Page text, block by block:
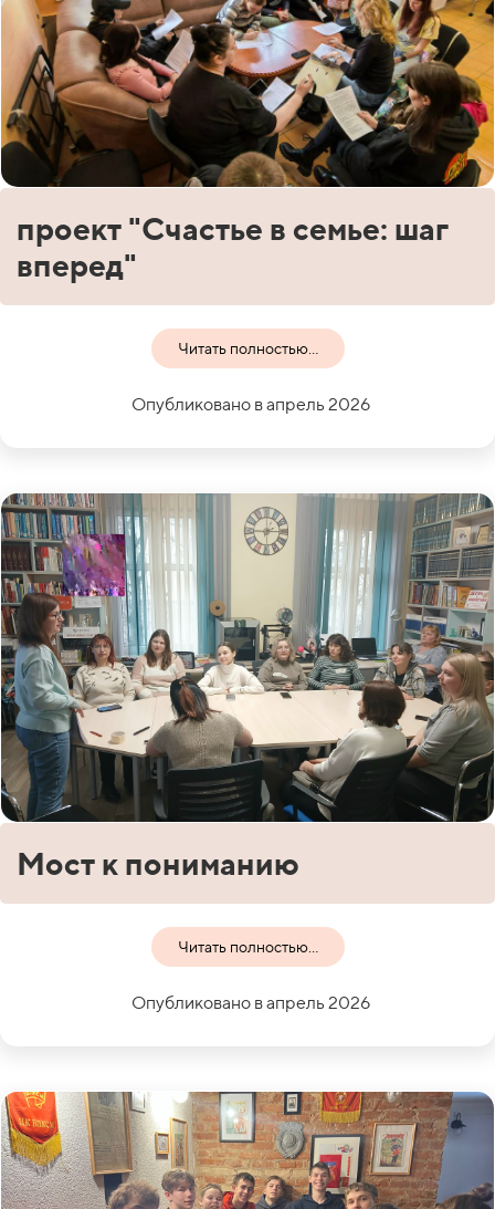
проект "Счастье в семье: шаг
вперед"
Читать полностью...
Опубликовано в апрель 2026
Мост к пониманию
Читать полностью...
Опубликовано в апрель 2026